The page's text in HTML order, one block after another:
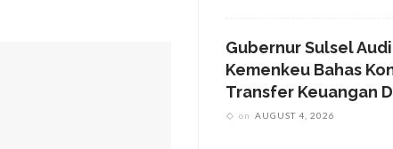
Gubernur Sulsel
Kemenkeu Bahas
Transfer Keuangan
on AUGUST 4, 2026